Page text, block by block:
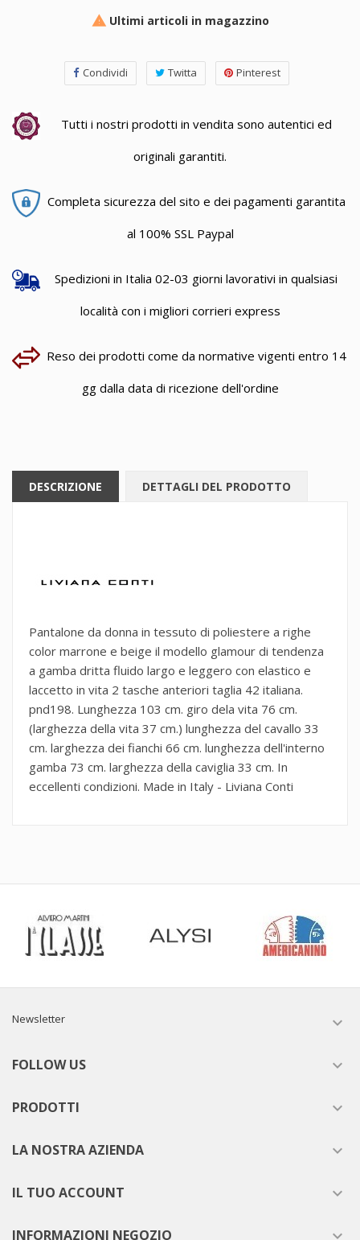
 Ultimi articoli in magazzino
Condividi Twitta Pinterest
Tutti i nostri prodotti in vendita sono autentici ed
originali garantiti.
Completa sicurezza del sito e dei pagamenti garantita
al 100% SSL Paypal
Spedizioni in Italia 02-03 giorni lavorativi in qualsiasi
località con i migliori corrieri express
Reso dei prodotti come da normative vigenti entro 14
gg dalla data di ricezione dell'ordine
DESCRIZIONE DETTAGLI DEL PRODOTTO
Pantalone da donna in tessuto di poliestere a righe
color marrone e beige il modello glamour di tendenza
a gamba dritta fluido largo e leggero con elastico e
laccetto in vita 2 tasche anteriori taglia 42 italiana.
pnd198. Lunghezza 103 cm. giro dela vita 76 cm.
(larghezza della vita 37 cm.) lunghezza del cavallo 33
cm. larghezza dei fianchi 66 cm. lunghezza dell'interno
gamba 73 cm. larghezza della caviglia 33 cm. In
eccellenti condizioni. Made in Italy - Liviana Conti
Newsletter 
FOLLOW US 
PRODOTTI 
LA NOSTRA AZIENDA 
IL TUO ACCOUNT 
INFORMAZIONI NEGOZIO 